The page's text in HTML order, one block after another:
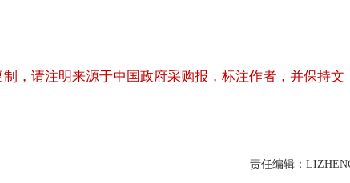
，请注明来源于中国政府采购报，标注作者，并保持文
责任编辑：